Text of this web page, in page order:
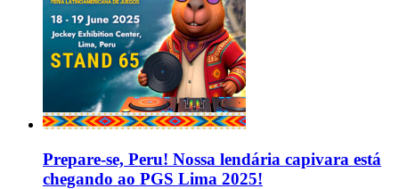
Prepare-se, Peru! Nossa lendária capivara está
chegando ao PGS Lima 2025!